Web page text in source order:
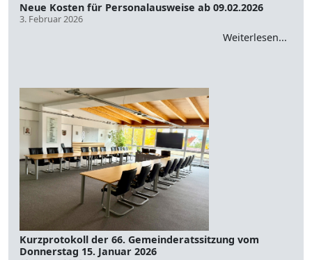
Neue Kosten für Personalausweise ab 09.02.2026
3. Februar 2026
Weiterlesen...
Kurzprotokoll der 66. Gemeinderatssitzung vom
Donnerstag 15. Januar 2026